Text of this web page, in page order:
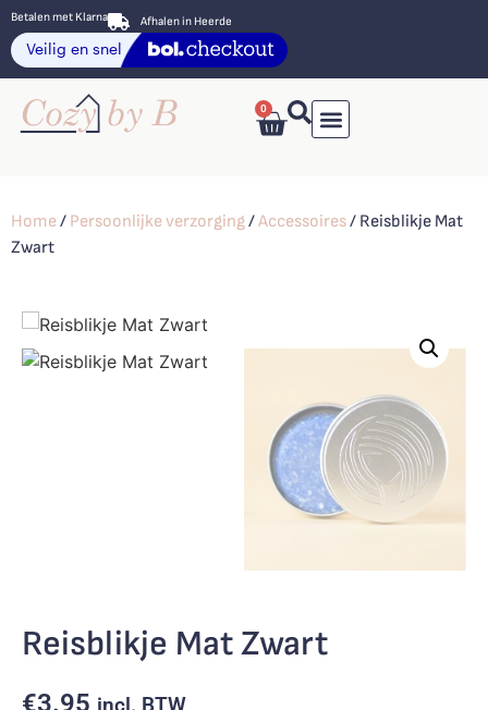
Betalen met Klarna Afhalen in Heerde
0
Home/ Persoonlijke verzorging/Accessoires/ Reisblikje Mat
Zwart
Reisblikje Mat Zwart
€3.95 incl. BTW